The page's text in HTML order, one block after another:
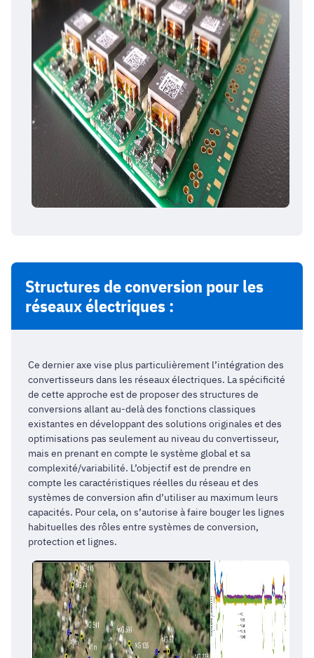
Structures de conversion pour les
réseaux électriques :
Ce dernier axe vise plus particulièrement l’intégration des
convertisseurs dans les réseaux électriques. La spécificité
de cette approche est de proposer des structures de
conversions allant au-delà des fonctions classiques
existantes en développant des solutions originales et des
optimisations pas seulement au niveau du convertisseur,
mais en prenant en compte le système global et sa
complexité/variabilité. L’objectif est de prendre en
compte les caractéristiques réelles du réseau et des
systèmes de conversion afin d’utiliser au maximum leurs
capacités. Pour cela, on s’autorise à faire bouger les lignes
habituelles des rôles entre systèmes de conversion,
protection et lignes.